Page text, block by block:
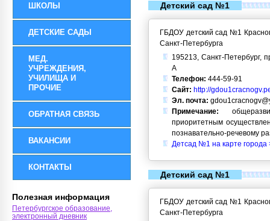
ШКОЛЫ
ДЕТСКИЕ САДЫ
МЕД.
УЧРЕЖДЕНИЯ,
УЧИЛИЩА И
ПРОЧИЕ
ОБРАТНАЯ СВЯЗЬ
ВАКАНСИИ
КОНТАКТЫ
Полезная информация
Петербургское образование,
электронный дневник
Детский сад №1
ГБДОУ детский сад №1
Санкт-Петербурга
195213, Санкт-Петербург,
А
Телефон: 444-59-91
Сайт: http://
Эл. почта:
Примечание:
приоритетным
познавательно-речевому
Детсад №1 на карте города
Детский сад №1
ГБДОУ детский сад №1
Санкт-Петербурга